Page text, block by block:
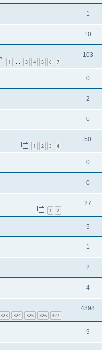
1
10
1 … 3 4 5 6 7
103
0
2
0
1 2 3 4
50
0
0
1 2
27
5
1
2
4
323 324 325 326 327
4898
9